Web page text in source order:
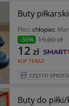
Buty
Płeć: chłopiec
-36% 19,00 zł
KUP TERAZ
12 zł
CZĘSTO
Buty do